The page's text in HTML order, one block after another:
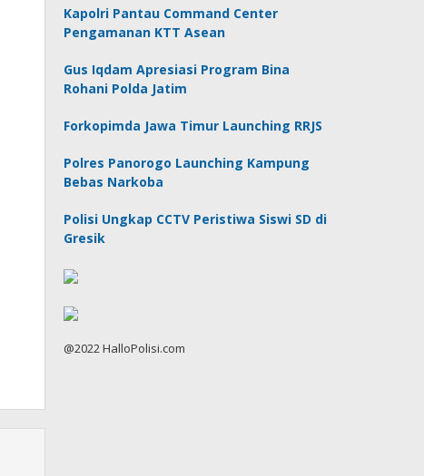
Kapolri Pantau Command Center
Pengamanan KTT Asean
Gus Iqdam Apresiasi Program Bina
Rohani Polda Jatim
Forkopimda Jawa Timur Launching RRJS
Polres Panorogo Launching Kampung
Bebas Narkoba
Polisi Ungkap CCTV Peristiwa Siswi SD di
Gresik
@2022 HalloPolisi.com